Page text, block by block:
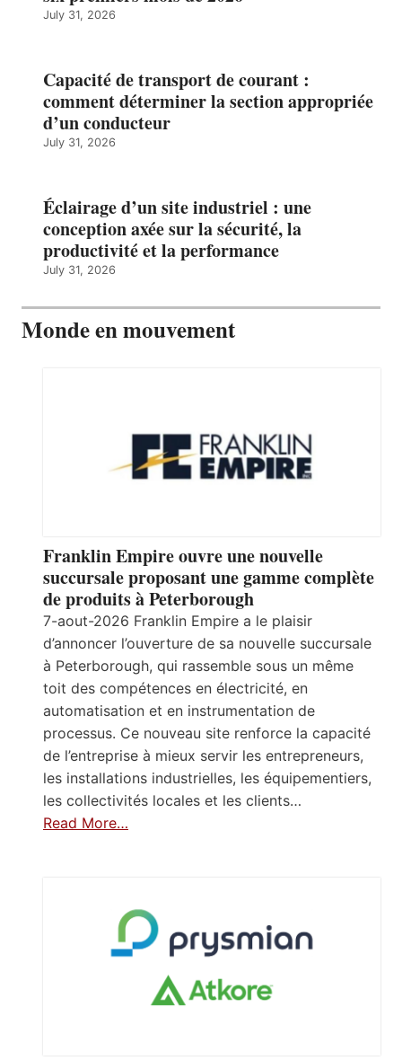
July 31, 2026
Capacité de transport de courant :
comment déterminer la section appropriée
d’un conducteur
July 31, 2026
Éclairage d’un site industriel : une
conception axée sur la sécurité, la
productivité et la performance
July 31, 2026
Monde en mouvement
Franklin Empire ouvre une nouvelle
succursale proposant une gamme complète
de produits à Peterborough
7-aout-2026 Franklin Empire a le plaisir
d’annoncer l’ouverture de sa nouvelle succursale
à Peterborough, qui rassemble sous un même
toit des compétences en électricité, en
automatisation et en instrumentation de
processus. Ce nouveau site renforce la capacité
de l’entreprise à mieux servir les entrepreneurs,
les installations industrielles, les équipementiers,
les collectivités locales et les clients…
Read More…